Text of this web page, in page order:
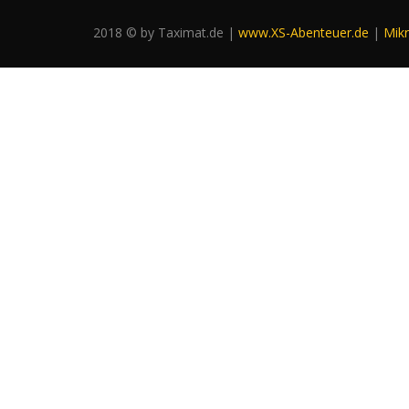
2018 © by Taximat.de | www.XS-Abenteuer.de |